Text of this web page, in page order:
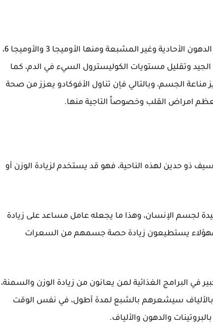
إن هذه الفواكه الشهية تحتوي على نسب عالية من الدهون الأحادية وغير المشبعة ومنها الأوميجا 3 والأوميجا 6،
الجيد وتقليل مستويات الكوليسترول السيء في الدم، كما
مناعة الجسم، وبالتالي فإن تناول الأفوكادو يعزز من صحة
امراض القلب وخصوصاً التاجية منها.
ذو حدين لهذه الناحية، فهو قد يستخدم لزيادة الوزن أو
لجسم الإنسان، وهذا ما يجعله عامل مساعد على زيادة
فهؤلاء يستطيعون زيادة حصة جسمهم من السعرات
البرامج الغذائية لمن يعانون من زيادة الوزن والسمنة،
سيشعرهم بالشبع لمدة أطول، في نفس الوقت
والدهون والألياف.